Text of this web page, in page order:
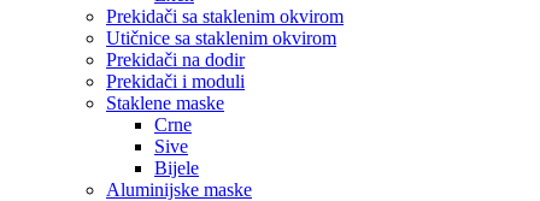
Prekidači sa staklenim okvirom
Utičnice sa staklenim okvirom
Prekidači na dodir
Prekidači i moduli
Staklene maske
Crne
Sive
Bijele
Aluminijske maske